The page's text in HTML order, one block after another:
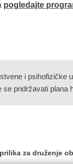
pogledajte
i psihofizičke
pridržavati plana
za druženje